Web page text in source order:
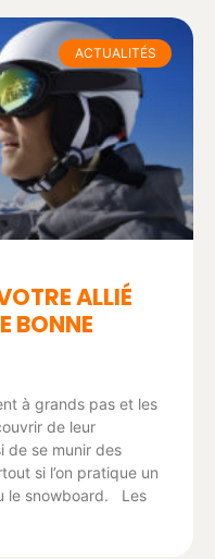
ACTUALITÉS
ALLIÉ
BONNE
à grands pas et les
de leur
de se munir des
si l’on pratique un
le snowboard. Les